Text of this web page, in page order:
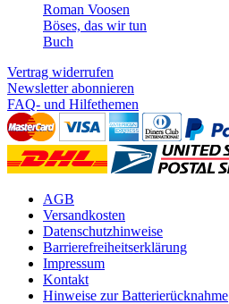
Roman Voosen
Böses, das wir tun
Buch
Vertrag widerrufen
Newsletter abonnieren
FAQ- und Hilfethemen
AGB
Versandkosten
Datenschutzhinweise
Barrierefreiheitserklärung
Impressum
Kontakt
Hinweise zur Batterierücknahme